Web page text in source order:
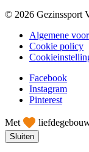
© 2026 Gezinssport
Algemene
Cookie policy
Facebook
Instagram
Pinterest
Met liefde
Sluiten